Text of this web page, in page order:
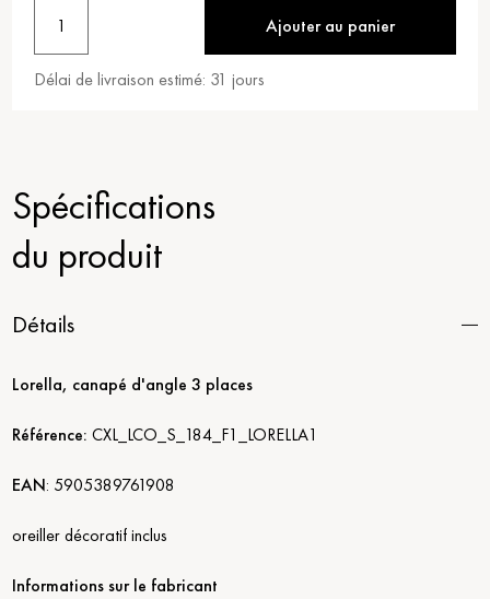
1 Ajouter au panier
Délai de livraison estimé: 31 jours
Spécifications
du produit
Détails
Lorella, canapé d'angle 3 places
Référence: CXL_LCO_S_184_F1_LORELLA1
EAN: 5905389761908
oreiller décoratif inclus
Informations sur le fabricant